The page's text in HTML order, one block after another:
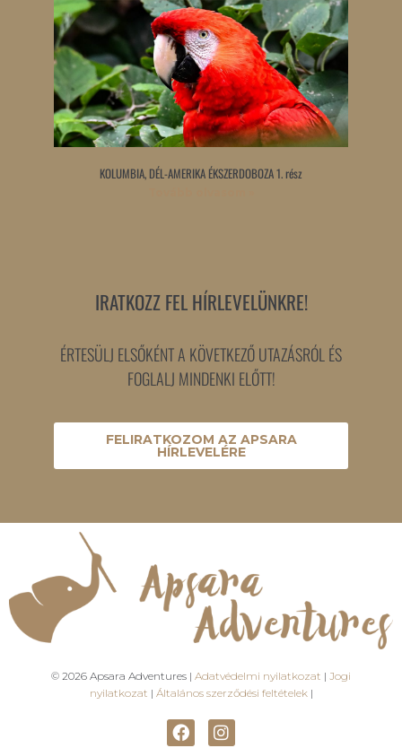
KOLUMBIA, DÉL-AMERIKA ÉKSZERDOBOZA 1. rész
IRATKOZZ FEL HÍRLEVELÜNKRE!
ÉRTESÜLJ ELSŐKÉNT A KÖVETKEZŐ UTAZÁSRÓL ÉS
FOGLALJ MINDENKI ELŐTT!
FELIRATKOZOM AZ APSARA
HÍRLEVELÉRE
© 2026 Apsara Adventures | Adatvédelmi nyilatkozat | Jogi
nyilatkozat | Általános szerződési feltételek |